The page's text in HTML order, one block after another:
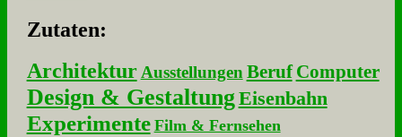
Zu­ta­ten:
Architektur Ausstellungen Beruf Computer
Design & GestaltungEisenbahn
Experimente Film & Fernsehen